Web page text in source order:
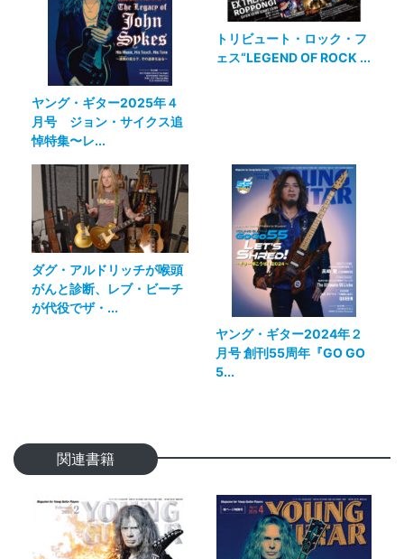
ヤング・ギター2025年４
月号 ジョン・サイクス追
悼特集〜レ...
トリビュート・ロック・フ
ェス“LEGEND OF ROCK ...
ダグ・アルドリッチが喉頭
がんと診断、レブ・ビーチ
が代役でザ・...
ヤング・ギター2024年２
月号 創刊55周年『GO GO
5...
関連書籍